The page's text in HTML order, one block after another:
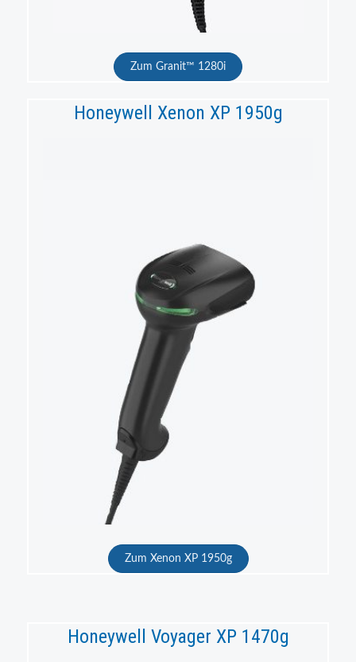
Zum Granit™ 1280i
Honeywell Xenon XP 1950g
Zum Xenon XP 1950g
Honeywell Voyager XP 1470g